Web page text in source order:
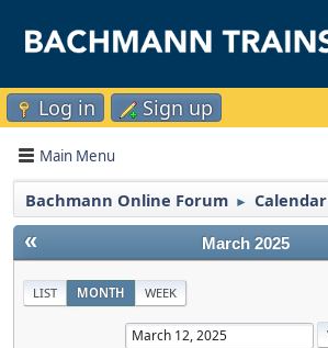
Log in Sign up
Main Menu
Bachmann Online Forum ► Calendar
« March 2025
LIST MONTH WEEK